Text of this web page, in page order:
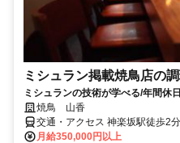
ミシュラン掲載焼鳥店の
ミシュランの技術が学べる/年間休
焼鳥 山香
交通・アクセス 神楽坂駅徒歩2
月給350,000円以上